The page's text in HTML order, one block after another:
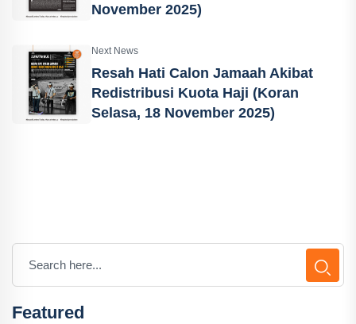
November 2025)
Next News
Resah Hati Calon Jamaah Akibat
Redistribusi Kuota Haji (Koran
Selasa, 18 November 2025)
Featured